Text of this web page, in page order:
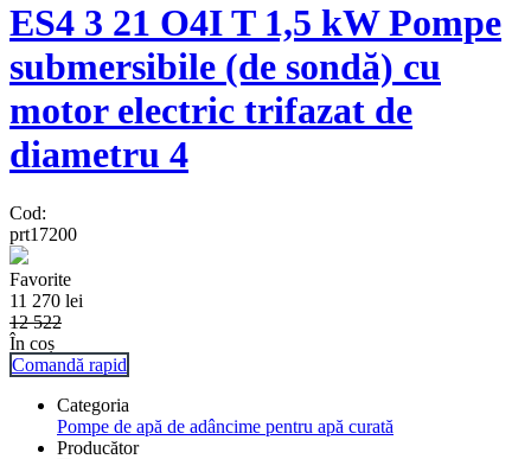
ES4 3 21 O4I T 1,5 kW Pompe
submersibile (de sondă) cu
motor electric trifazat de
diametru 4
Cod:
prt17200
Favorite
11 270 lei
12 522
În coș
Comandă rapid
Categoria
Pompe de apă de adâncime pentru apă curată
Producător